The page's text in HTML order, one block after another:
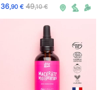
36,90 € 49,10 €